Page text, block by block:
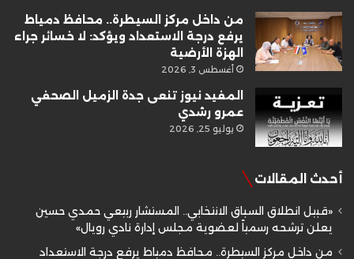
من داخل مركز السيطرة.. محافظ دمياط
يرفع درجة الاستعداد ويؤكد: لا خسائر جراء
الهزة الأرضية
أغسطس 3, 2026
المفيد نيوز تنعى جدة الزميل الصحفي
عمرو رشدي
يوليو 25, 2026
أحدث المقالات
«قبيل انطلاق السباق الانتخابي.. المستشار ربيعي حمدي حسين
يعلن ترشحه رسمياً لعضوية مجلس إدارة نادي رويال»
من داخل مركز السيطرة.. محافظ دمياط يرفع درجة الاستعداد